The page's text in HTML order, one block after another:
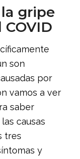
gripe
son
por
vamos a ver
saber
causas
tres
y